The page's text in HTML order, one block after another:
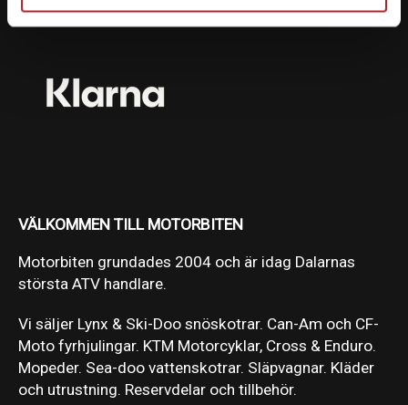
VÄLKOMMEN TILL MOTORBITEN
Motorbiten grundades 2004 och är idag Dalarnas
största ATV handlare.
Vi säljer Lynx & Ski-Doo snöskotrar. Can-Am och CF-
Moto fyrhjulingar. KTM Motorcyklar, Cross & Enduro.
Mopeder. Sea-doo vattenskotrar. Släpvagnar. Kläder
och utrustning. Reservdelar och tillbehör.